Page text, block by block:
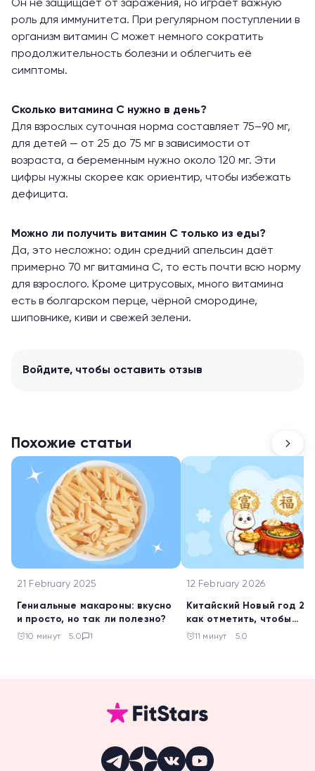
Он не защищает от заражения, но играет важную
роль для иммунитета. При регулярном поступлении в
организм витамин С может немного сократить
продолжительность болезни и облегчить её
симптомы.
Сколько витамина С нужно в день?
Для взрослых суточная норма составляет 75–90 мг,
для детей — от 25 до 75 мг в зависимости от
возраста, а беременным нужно около 120 мг. Эти
цифры нужны скорее как ориентир, чтобы избежать
дефицита.
Можно ли получить витамин С только из еды?
Да, это несложно: один средний апельсин даёт
примерно 70 мг витамина С, то есть почти всю норму
для взрослого. Кроме цитрусовых, много витамина
есть в болгарском перце, чёрной смородине,
шиповнике, киви и свежей зелени.
Войдите, чтобы оставить отзыв
Похожие статьи
21 February 2025
Гениальные макароны: вкусно
и просто, но так ли полезно?
10 минут 5.0 1
12 February 2026
Китайский Новый год
как отметить, чтобы
разбогатеть и стать
11 минут 5.0